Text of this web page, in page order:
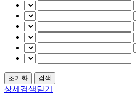
상세검색닫기